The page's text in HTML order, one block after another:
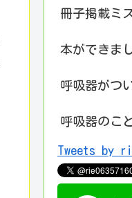
冊子掲載ミ
本ができま
呼吸器がつ
呼吸器のこ
Tweets by